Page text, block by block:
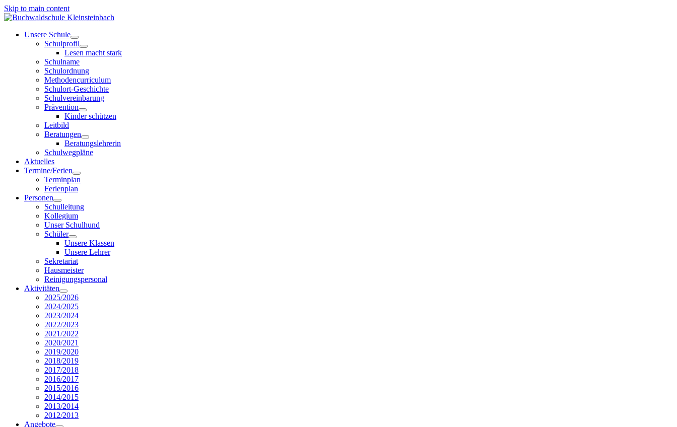
Skip to main content
Unsere Schule
Schulprofil
Lesen macht stark
Schulname
Schulordnung
Methodencurriculum
Schulort-Geschichte
Schulvereinbarung
Prävention
Kinder schützen
Leitbild
Beratungen
Beratungslehrerin
Schulwegpläne
Aktuelles
Termine/Ferien
Terminplan
Ferienplan
Personen
Schulleitung
Kollegium
Unser Schulhund
Schüler
Unsere Klassen
Unsere Lehrer
Sekretariat
Hausmeister
Reinigungspersonal
Aktivitäten
2025/2026
2024/2025
2023/2024
2022/2023
2021/2022
2020/2021
2019/2020
2018/2019
2017/2018
2016/2017
2015/2016
2014/2015
2013/2014
2012/2013
Angebote